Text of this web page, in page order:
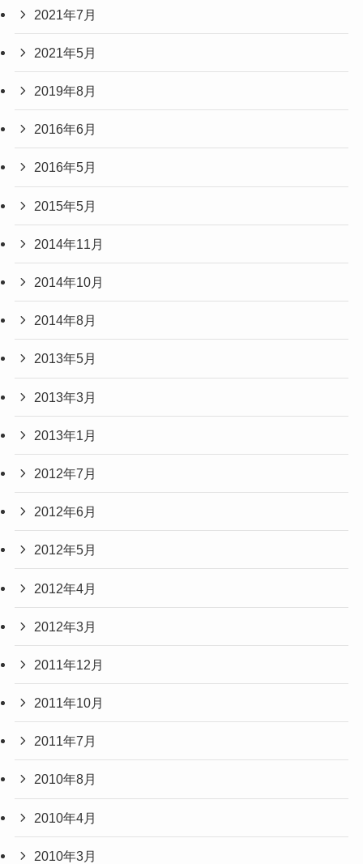
2021年7月
2021年5月
2019年8月
2016年6月
2016年5月
2015年5月
2014年11月
2014年10月
2014年8月
2013年5月
2013年3月
2013年1月
2012年7月
2012年6月
2012年5月
2012年4月
2012年3月
2011年12月
2011年10月
2011年7月
2010年8月
2010年4月
2010年3月